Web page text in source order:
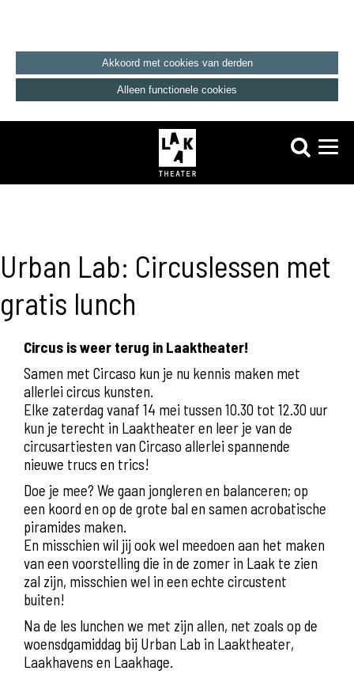
Akkoord met cookies van derden
Alleen functionele cookies
Urban Lab: Circuslessen met
gratis lunch
Circus is weer terug in Laaktheater!
Samen met Circaso kun je nu kennis maken met
allerlei circus kunsten.
Elke zaterdag vanaf 14 mei tussen 10.30 tot 12.30 uur
kun je terecht in Laaktheater en leer je van de
circusartiesten van Circaso allerlei spannende
nieuwe trucs en trics!
Doe je mee? We gaan jongleren en balanceren; op
een koord en op de grote bal en samen acrobatische
piramides maken.
En misschien wil jij ook wel meedoen aan het maken
van een voorstelling die in de zomer in Laak te zien
zal zijn, misschien wel in een echte circustent
buiten!
Na de les lunchen we met zijn allen, net zoals op de
woensdgamiddag bij Urban Lab in Laaktheater,
Laakhavens en Laakhage.